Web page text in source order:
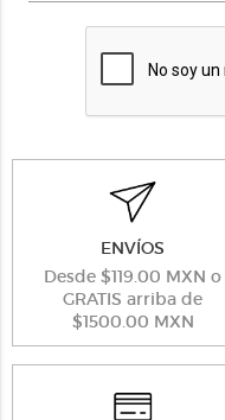
ENVÍOS
Desde $119.00 MXN o
GRATIS arriba de
$1500.00 MXN